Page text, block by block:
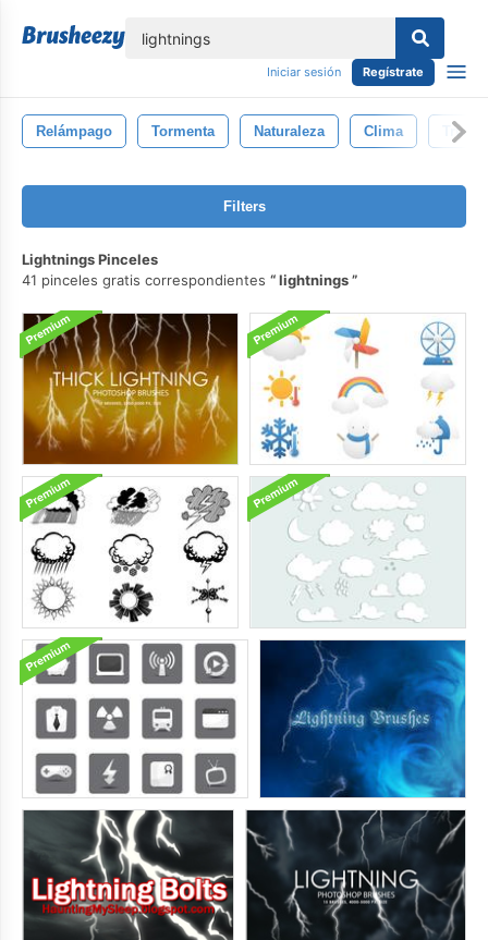
Iniciar sesión Regístrate
Relámpago Tormenta Naturaleza Clima Trueno
Filters
Lightnings Pinceles
41 pinceles gratis correspondientes
lightnings